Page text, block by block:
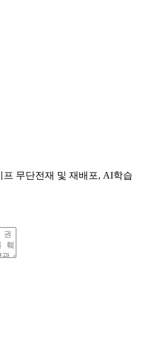
무단전재 및 재배포, AI학습